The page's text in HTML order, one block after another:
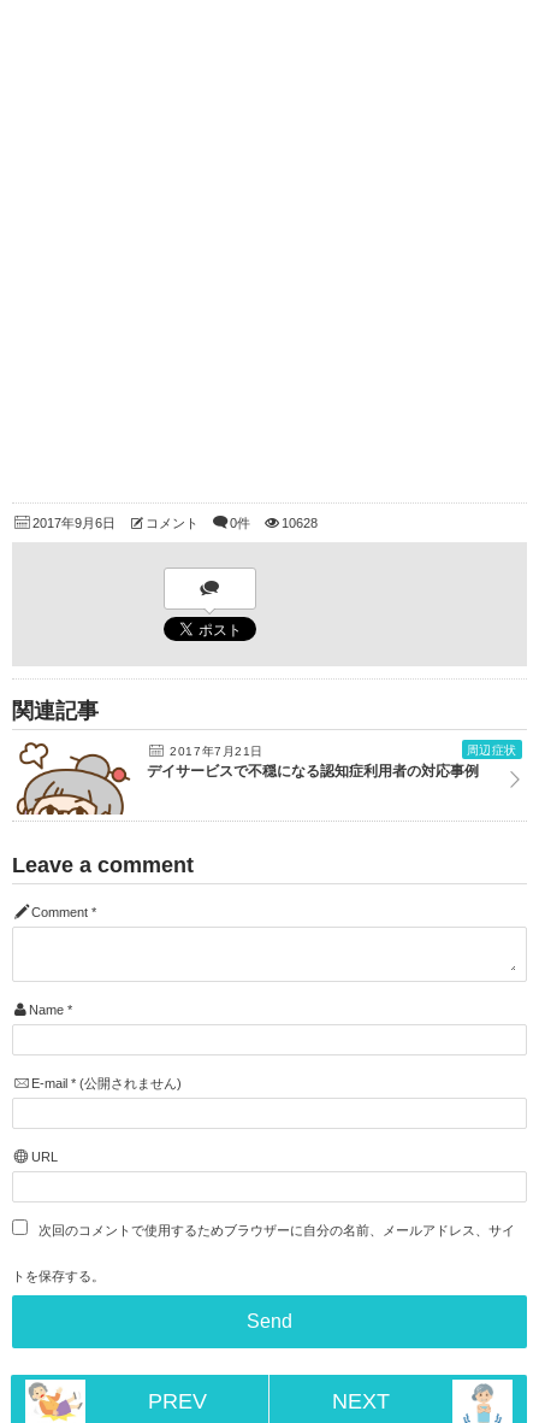
2017年9月6日 コメント 0件 10628
関連記事
2017年7月21日 周辺症状
デイサービスで不穏になる認知症利用者の対応事例
Leave a comment
Comment *
Name *
E-mail *(公開されません)
URL
次回のコメントで使用するためブラウザーに自分の名前、メールアドレス、サイ
トを保存する。
PREV NEXT